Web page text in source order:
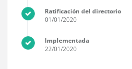
Ratificación del directorio
01/01/2020
Implementada
22/01/2020